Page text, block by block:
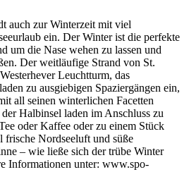
auch zur Winterzeit mit viel
ein. Der Winter ist die perfekte
um die Nase wehen zu lassen und
Der weitläufige Strand von St.
Leuchtturm, das
zu ausgiebigen Spaziergängen ein,
all seinen winterlichen Facetten
Halbinsel laden im Anschluss zu
oder Kaffee oder zu einem Stück
Nordseeluft und süße
– wie ließe sich der trübe Winter
Informationen unter: www.spo-